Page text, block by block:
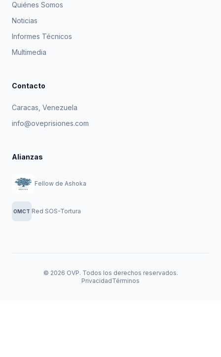
Quiénes Somos
Noticias
Informes Técnicos
Multimedia
Contacto
Caracas, Venezuela
info@oveprisiones.com
Alianzas
Fellow de Ashoka
OMCT Red SOS-Tortura
© 2026 OVP. Todos los derechos reservados.
PrivacidadTérminos